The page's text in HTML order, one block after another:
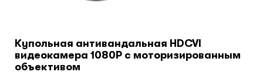
Климатический шкафы
Купольная антивандальная HDCVI
видеокамера 1080P c моторизированным
объективом